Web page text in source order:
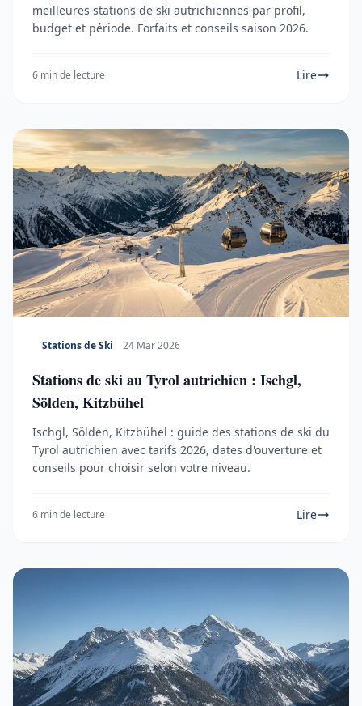
meilleures stations de ski autrichiennes par profil,
budget et période. Forfaits et conseils saison 2026.
6 min de lecture Lire
Stations de Ski 24 Mar 2026
Stations de ski au Tyrol autrichien : Ischgl,
Sölden, Kitzbühel
Ischgl, Sölden, Kitzbühel : guide des stations de ski du
Tyrol autrichien avec tarifs 2026, dates d'ouverture et
conseils pour choisir selon votre niveau.
6 min de lecture Lire